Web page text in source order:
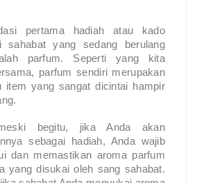
pertama hadiah atau kado
sahabat yang sedang berulang
parfum. Seperti yang kita
parfum sendiri merupakan
item yang sangat dicintai hampir
begitu, jika Anda akan
sebagai hadiah, Anda wajib
dan memastikan aroma parfum
yang disukai oleh sang sahabat.